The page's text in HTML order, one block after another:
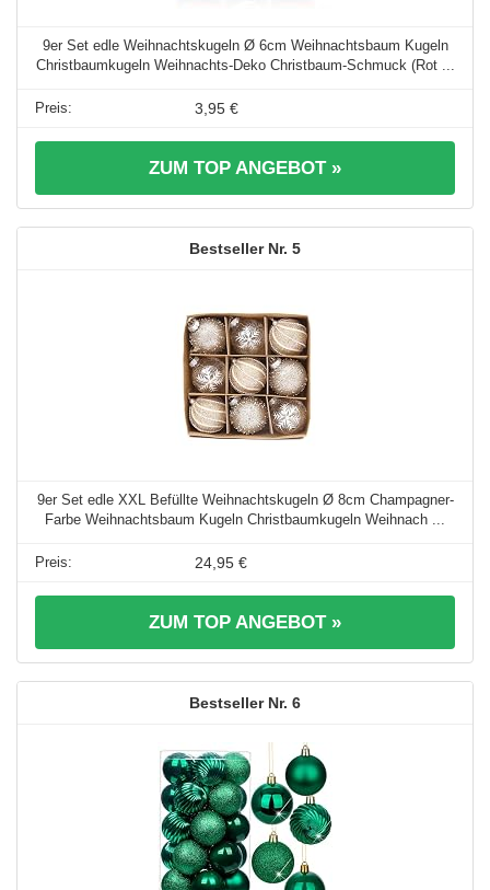
9er Set edle Weihnachtskugeln Ø 6cm Weihnachtsbaum Kugeln
Christbaumkugeln Weihnachts-Deko Christbaum-Schmuck (Rot ...
3,95 €
ZUM TOP ANGEBOT »
5
9er Set edle XXL Befüllte Weihnachtskugeln Ø 8cm Champagner-
Farbe Weihnachtsbaum Kugeln Christbaumkugeln Weihnach ...
24,95 €
ZUM TOP ANGEBOT »
6